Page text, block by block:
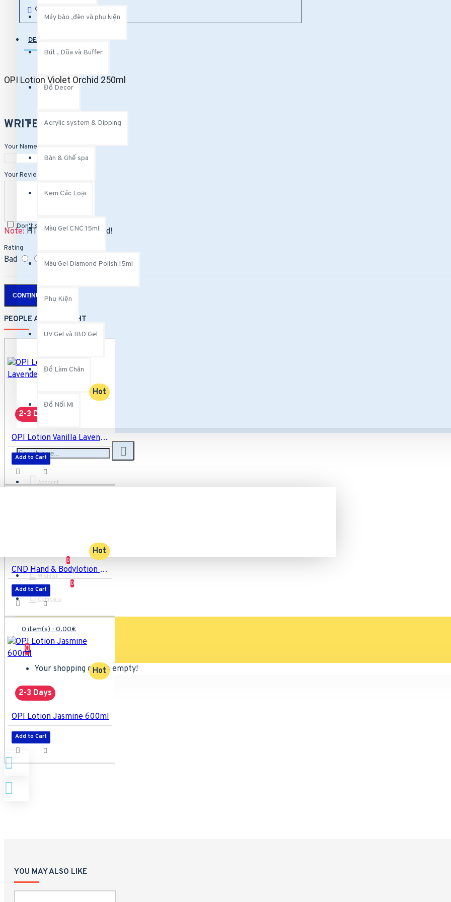
Don't show again.
Bút , Dũa và Buffer
Dũa và Buffer.
Kem Các Loại
KDS Hand & Body Lotion
Máy bào ,đèn và phụ kiện
Bút , Dũa và Buffer
Đồ Decor
Acrylic system & Dipping
Bàn & Ghế spa
Kem Các Loại
Màu Gel CNC 15ml
Màu Gel Diamond Polish 15ml
Phụ Kiện
UV Gel và IBD Gel
Đồ Làm Chân
Đồ Nối Mi
Account
Wishlist
0
Compare
0
0 item(s) - 0.00€
0
Your shopping cart is empty!
COMPARE THIS PRODUCT
DESCRIPTION
OPI Lotion Violet Orchid 250ml
WRITE A REVIEW
Your Name
Your Review
Note:HTML is not translated!
Rating
Bad Good
CONTINUE
PEOPLE ALSO BOUGHT
Hot
2-3 Days
OPI Lotion Vanilla Lavender 250ml
Add to Cart
Hot
CND Hand & Bodylotion Scentsations Lavender & Joboba 245 ml
Add to Cart
Hot
2-3 Days
OPI Lotion Jasmine 600ml
Add to Cart
YOU MAY ALSO LIKE